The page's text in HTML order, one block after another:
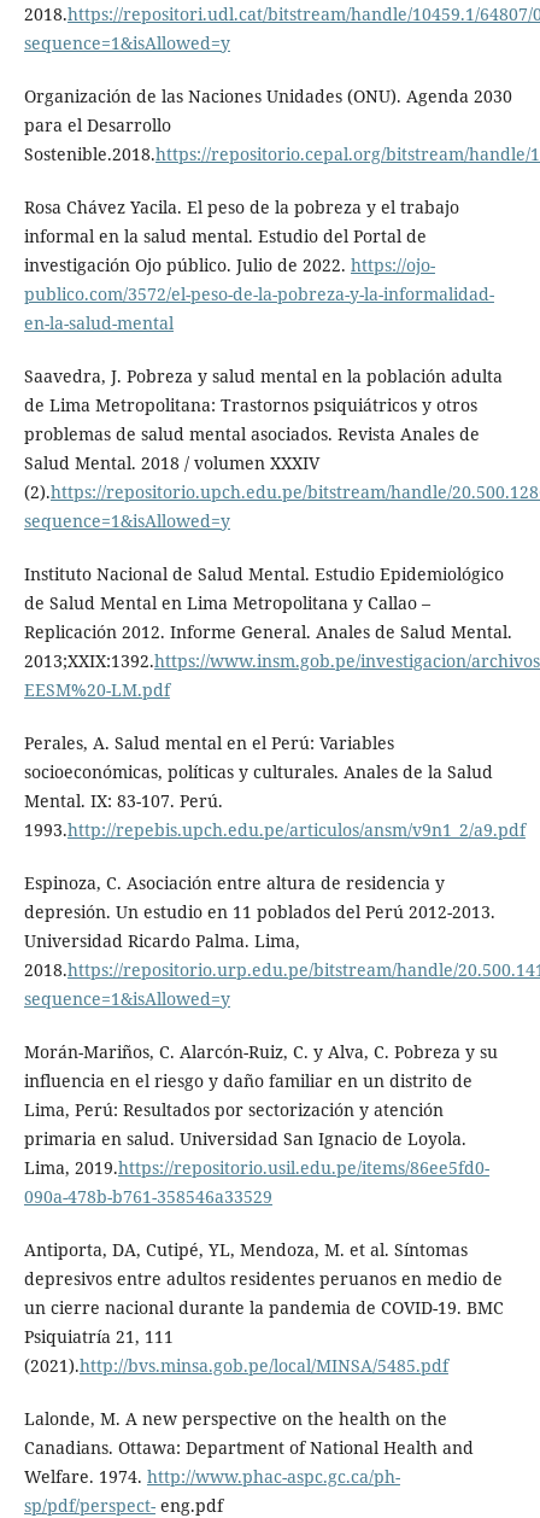
2018.https://repositori.udl.cat/bitstream/handle/10459.1/64807/
sequence=1&isAllowed=y
Organización de las Naciones Unidades (ONU). Agenda 2030
para el Desarrollo
Sostenible.2018.https://repositorio.cepal.org/bitstream/handle/
Rosa Chávez Yacila. El peso de la pobreza y el trabajo
informal en la salud mental. Estudio del Portal de
investigación Ojo público. Julio de 2022. https://ojo-
publico.com/3572/el-peso-de-la-pobreza-y-la-informalidad-
en-la-salud-mental
Saavedra, J. Pobreza y salud mental en la población adulta
de Lima Metropolitana: Trastornos psiquiátricos y otros
problemas de salud mental asociados. Revista Anales de
Salud Mental. 2018 / volumen XXXIV
(2).https://repositorio.upch.edu.pe/bitstream/handle/
sequence=1&isAllowed=y
Instituto Nacional de Salud Mental. Estudio Epidemiológico
de Salud Mental en Lima Metropolitana y Callao –
Replicación 2012. Informe General. Anales de Salud Mental.
2013;XXIX:1392.https://www.insm.gob.pe/investigacion/
EESM%20-LM.pdf
Perales, A. Salud mental en el Perú: Variables
socioeconómicas, políticas y culturales. Anales de la Salud
Mental. IX: 83-107. Perú.
1993.http://repebis.upch.edu.pe/articulos/ansm/v9n1_2/a9.pdf
Espinoza, C. Asociación entre altura de residencia y
depresión. Un estudio en 11 poblados del Perú 2012-2013.
Universidad Ricardo Palma. Lima,
2018.https://repositorio.urp.edu.pe/bitstream/handle/
sequence=1&isAllowed=y
Morán-Mariños, C. Alarcón-Ruiz, C. y Alva, C. Pobreza y su
influencia en el riesgo y daño familiar en un distrito de
Lima, Perú: Resultados por sectorización y atención
primaria en salud. Universidad San Ignacio de Loyola.
Lima, 2019.https://repositorio.usil.edu.pe/items/86ee5fd0-
090a-478b-b761-358546a33529
Antiporta, DA, Cutipé, YL, Mendoza, M. et al. Síntomas
depresivos entre adultos residentes peruanos en medio de
un cierre nacional durante la pandemia de COVID-19. BMC
Psiquiatría 21, 111
(2021).http://bvs.minsa.gob.pe/local/MINSA/5485.pdf
Lalonde, M. A new perspective on the health on the
Canadians. Ottawa: Department of National Health and
Welfare. 1974. http://www.phac-aspc.gc.ca/ph-
sp/pdf/perspect-eng.pdf